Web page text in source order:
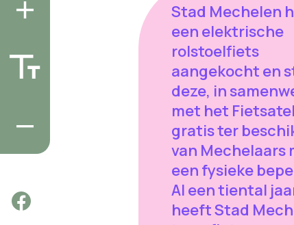
Stad Mechelen
een elektrische
rolstoelfiets
aangekocht en
deze, in
met het
gratis ter
van Mechelaars
een fysieke
Al een tiental
heeft Stad